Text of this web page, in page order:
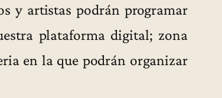
y artistas podrán programar
plataforma digital; zona
en la que podrán organizar